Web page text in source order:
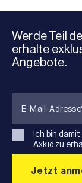
Werde Teil
erhalte
Angebote.
Ich bin
Axkid zu